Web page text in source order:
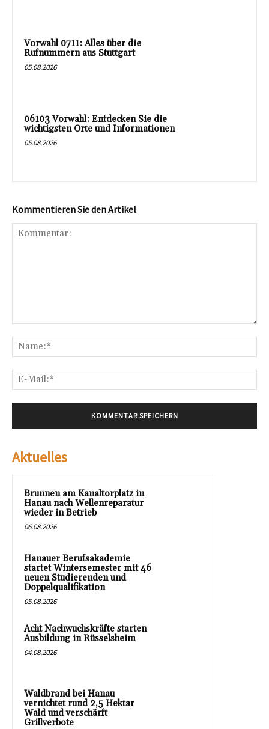
Vorwahl 0711: Alles über die
Rufnummern aus Stuttgart
05.08.2026
06103 Vorwahl: Entdecken Sie die
wichtigsten Orte und Informationen
05.08.2026
Kommentieren Sie den Artikel
Aktuelles
Brunnen am Kanaltorplatz in
Hanau nach Wellenreparatur
wieder in Betrieb
06.08.2026
Hanauer Berufsakademie
startet Wintersemester mit 46
neuen Studierenden und
Doppelqualifikation
05.08.2026
Acht Nachwuchskräfte starten
Ausbildung in Rüsselsheim
04.08.2026
Waldbrand bei Hanau
vernichtet rund 2,5 Hektar
Wald und verschärft
Grillverbote